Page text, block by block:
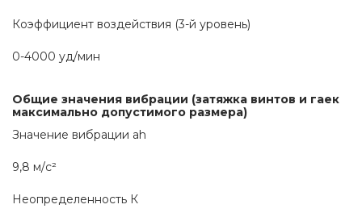
Коэффициент воздействия (3-й уровень)
0-4000 уд/мин
Общие значения вибрации (затяжка винтов и гаек
максимально допустимого размера)
Значение вибрации ah
9,8 м/с²
Неопределенность К